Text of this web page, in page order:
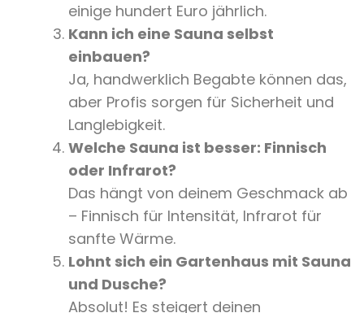
einige hundert Euro jährlich.
Kann ich eine Sauna selbst
einbauen?
Ja, handwerklich Begabte können das,
aber Profis sorgen für Sicherheit und
Langlebigkeit.
Welche Sauna ist besser: Finnisch
oder Infrarot?
Das hängt von deinem Geschmack ab
– Finnisch für Intensität, Infrarot für
sanfte Wärme.
Lohnt sich ein Gartenhaus mit Sauna
und Dusche?
Absolut! Es steigert deinen